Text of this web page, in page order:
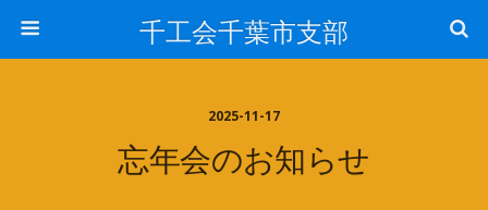
千工会千葉市支部
2025-11-17
忘年会のお知らせ